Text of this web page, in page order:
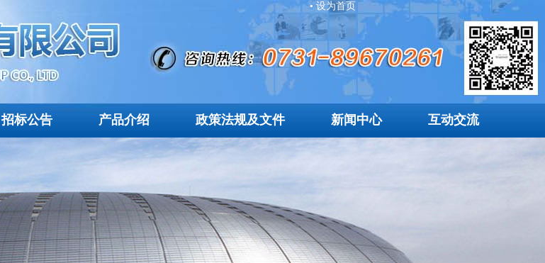
• 设为首页
招标公告 产品介绍 政策法规及文件 新闻中心 互动交流